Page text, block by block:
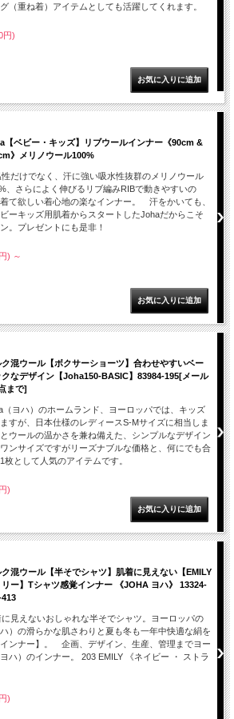
（重ね着）アイテムとしても活躍してくれます。
円)
【ベビー・キッズ】リブウールインナー《90cm &
》メリノウール100%
性だけでなく、汗に強い吸水性抜群のメリノウール
、さらによく伸びるリブ編みRIBで動きやすいの
て欲しい着心地の楽なインナー。 汗をかいても、
ーキッズ用肌着からスタートしたJohaだからこそ
。プレゼントにも是非！
) ～
ク混ウール【ボクサーショーツ】合わせやすいベー
クなデザイン【Joha150-BASIC】83984-195[メール
まで]
（ヨハ）のホームランド、ヨーロッパでは、キッズ
すが、日本仕様のレディースS-Mサイズに相当しま
ウールの温かさを兼ね備えた、シンプルなデザイン
ンサイズですがリーズナブルな価格と、何にでも合
として人気のアイテムです。
)
ク混ウール【半そでシャツ】肌着に見えない【EMILY
リー】Tシャツ感覚インナー 《JOHA ヨハ》 13324-
に見えないおしゃれな半そでシャツ。ヨーロッパの
）の滑らかな肌さわりと夏も冬も一年中快適な絹を
ンナー】。 企画、デザイン、生産、管理までヨー
ハ）のインナー。 203 EMILY 《ネイビー ・ ストラ
)